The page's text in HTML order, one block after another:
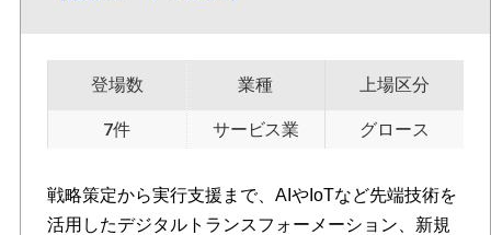
登場数
7件
業種
サービス業
上場区分
グロース
戦略策定から実行支援まで、AIやIoTなど先端技術を
活用したデジタルトランスフォーメーション、新規